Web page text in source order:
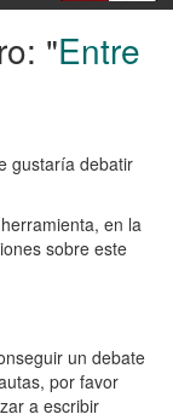
"Entre
gustaría debatir
en la
sobre este
un debate
por favor
a escribir